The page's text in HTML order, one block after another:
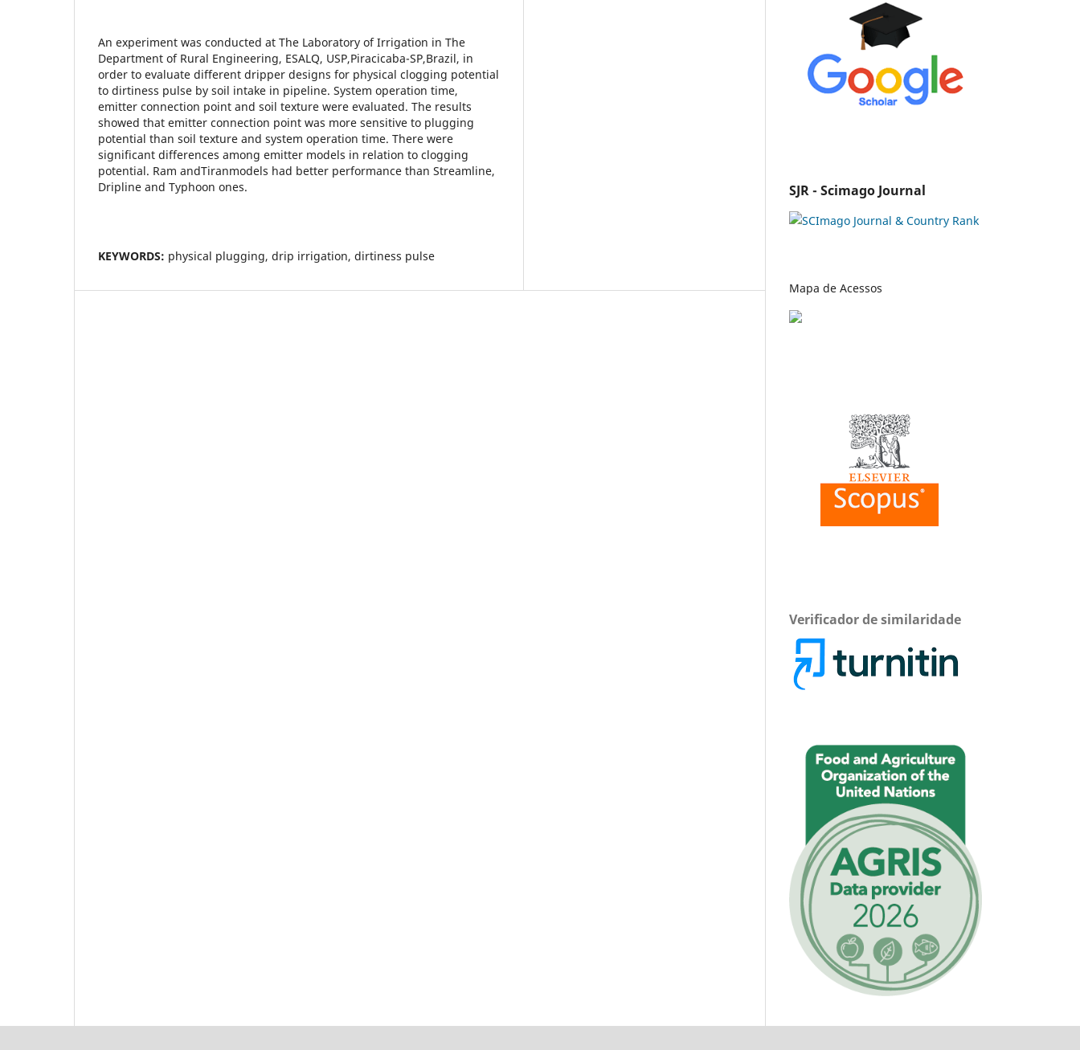
An experiment was conducted at The Laboratory of Irrigation in The
Department of Rural Engineering, ESALQ, USP,Piracicaba-SP,Brazil, in
order to evaluate different dripper designs for physical clogging potential
to dirtiness pulse by soil intake in pipeline. System operation time,
emitter connection point and soil texture were evaluated. The results
showed that emitter connection point was more sensitive to plugging
potential than soil texture and system operation time. There were
significant differences among emitter models in relation to clogging
potential. Ram andTiranmodels had better performance than Streamline,
Dripline and Typhoon ones.
KEYWORDS: physical plugging, drip irrigation, dirtiness pulse
SJR - Scimago Journal
Mapa de Acessos
Verificador de similaridade